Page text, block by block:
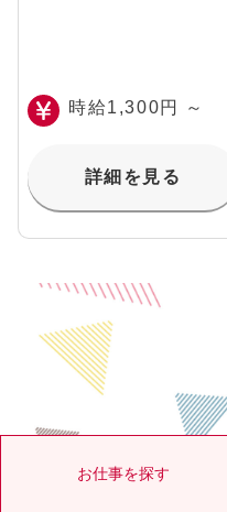
時給1,300円 ～
詳細を見る
お仕事を探す